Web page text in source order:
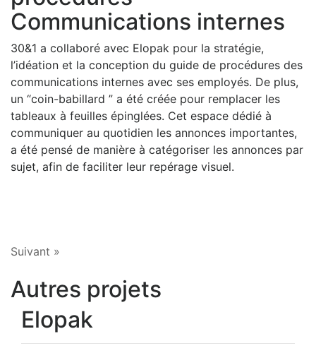
Communications internes
30&1 a collaboré avec Elopak pour la stratégie,
l’idéation et la conception du guide de procédures des
communications internes avec ses employés. De plus,
un “coin-babillard ” a été créée pour remplacer les
tableaux à feuilles épinglées. Cet espace dédié à
communiquer au quotidien les annonces importantes,
a été pensé de manière à catégoriser les annonces par
sujet, afin de faciliter leur repérage visuel.
Suivant »
Autres projets
Elopak